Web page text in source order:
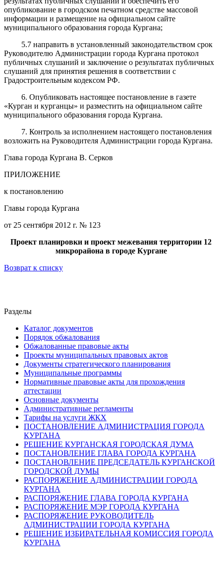
опубликование в городском печатном средстве массовой
информации и размещение на официальном сайте
муниципального образования города Кургана;
5.7 направить в установленный законодательством срок
Руководителю Администрации города Кургана протокол
публичных слушаний и заключение о результатах публичных
слушаний для принятия решения в соответствии с
Градостроительным кодексом РФ.
6. Опубликовать настоящее постановление в газете
«Курган и курганцы» и разместить на официальном сайте
муниципального образования города Кургана.
7. Контроль за исполнением настоящего постановления
возложить на Руководителя Администрации города Кургана.
Глава города Кургана В. Серков
ПРИЛОЖЕНИЕ
к постановлению
Главы города Кургана
от 25 сентября 2012 г. № 123
Проект планировки и проект межевания территории 12
микрорайона в городе Кургане
Возврат к списку
Разделы
Каталог документов
Порядок обжалования
Обжалованные правовые акты
Проекты муниципальных правовых актов
Документы стратегического планирования
Муниципальные программы
Нормативные правовые акты для прохождения
аттестации
Основные документы
Административные регламенты
Тарифы на услуги ЖКХ
ПОСТАНОВЛЕНИЕ АДМИНИСТРАЦИЯ ГОРОДА
КУРГАНА
РЕШЕНИЕ КУРГАНСКАЯ ГОРОДСКАЯ ДУМА
ПОСТАНОВЛЕНИЕ ГЛАВА ГОРОДА КУРГАНА
ПОСТАНОВЛЕНИЕ ПРЕДСЕДАТЕЛЬ КУРГАНСКОЙ
ГОРОДСКОЙ ДУМЫ
РАСПОРЯЖЕНИЕ АДМИНИСТРАЦИИ ГОРОДА
КУРГАНА
РАСПОРЯЖЕНИЕ ГЛАВА ГОРОДА КУРГАНА
РАСПОРЯЖЕНИЕ МЭР ГОРОДА КУРГАНА
РАСПОРЯЖЕНИЕ РУКОВОДИТЕЛЬ
АДМИНИСТРАЦИИ ГОРОДА КУРГАНА
РЕШЕНИЕ ИЗБИРАТЕЛЬНАЯ КОМИССИЯ ГОРОДА
КУРГАНА